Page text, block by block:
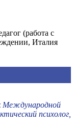
(работа с
Италия
Международной
психолог,